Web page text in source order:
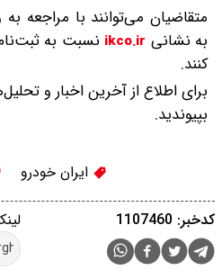
متقاضیان می‌توانند با مراجعه
به نشانی
نسبت به
کنند.
برای اطلاع از آخرین اخبار و
بپیوندید.
ایران خودرو
کدخبر: 1107460